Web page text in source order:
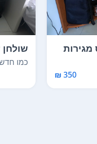
350 ₪
לבן.
כמו